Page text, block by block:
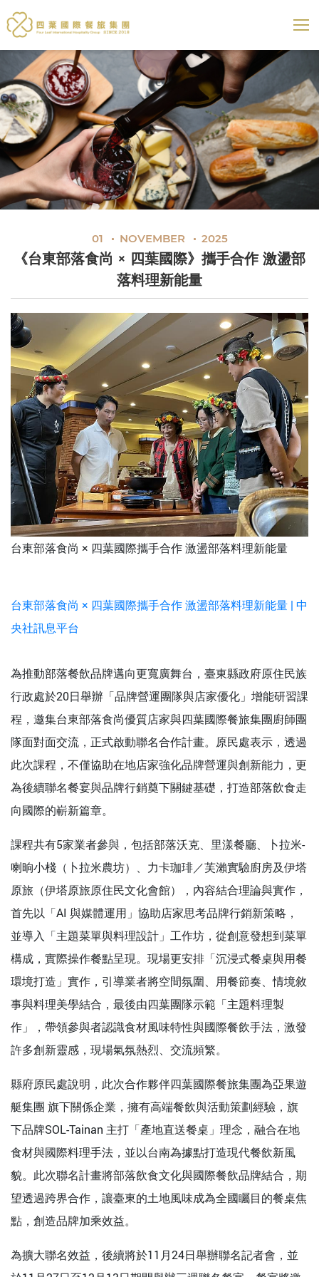
四葉國際餐旅集團 展開
01 NOVEMBER 2025
《台東部落食尚 × 四葉國際》攜手合作 激盪部
落料理新能量
台東部落食尚 × 四葉國際攜手合作 激盪部落料理新能量
台東部落食尚 × 四葉國際攜手合作 激盪部落料理新能量 | 中
央社訊息平台
為推動部落餐飲品牌邁向更寬廣舞台，臺東縣政府原住民族
行政處於20日舉辦「品牌營運團隊與店家優化」增能研習課
程，邀集台東部落食尚優質店家與四葉國際餐旅集團廚師團
隊面對面交流，正式啟動聯名合作計畫。原民處表示，透過
此次課程，不僅協助在地店家強化品牌營運與創新能力，更
為後續聯名餐宴與品牌行銷奠下關鍵基礎，打造部落飲食走
向國際的嶄新篇章。
課程共有5家業者參與，包括部落沃克、里漾餐廳、卜拉米-
喇晌小棧（卜拉米農坊）、力卡珈琲／芙瀨實驗廚房及伊塔
原旅（伊塔原旅原住民文化會館），內容結合理論與實作，
首先以「AI 與媒體運用」協助店家思考品牌行銷新策略，
並導入「主題菜單與料理設計」工作坊，從創意發想到菜單
構成，實際操作餐點呈現。現場更安排「沉浸式餐桌與用餐
環境打造」實作，引導業者將空間氛圍、用餐節奏、情境敘
事與料理美學結合，最後由四葉團隊示範「主題料理製
作」，帶領參與者認識食材風味特性與國際餐飲手法，激發
許多創新靈感，現場氣氛熱烈、交流頻繁。
縣府原民處說明，此次合作夥伴四葉國際餐旅集團為亞果遊
艇集團 旗下關係企業，擁有高端餐飲與活動策劃經驗，旗
下品牌SOL-Tainan 主打「產地直送餐桌」理念，融合在地
食材與國際料理手法，並以台南為據點打造現代餐飲新風
貌。此次聯名計畫將部落飲食文化與國際餐飲品牌結合，期
望透過跨界合作，讓臺東的土地風味成為全國矚目的餐桌焦
點，創造品牌加乘效益。
為擴大聯名效益，後續將於11月24日舉辦聯名記者會，並